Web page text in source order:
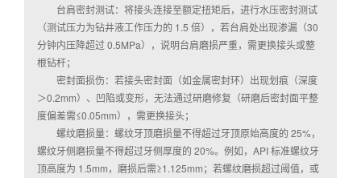
台肩密封测试：将接头连接至额定扭矩后，进行水压密封测试
（测试压力为钻井液工作压力的 1.5 倍），若台肩处出现渗漏（30
分钟内压降超过 0.5MPa），说明台肩磨损严重，需更换接头或整
根钻杆；
密封面损伤：若接头密封面（如金属密封环）出现划痕（深度
＞0.2mm）、凹陷或变形，无法通过研磨修复（研磨后密封面平整
度偏差需≤0.05mm），需更换接头；
螺纹磨损量：螺纹牙顶磨损量不得超过牙顶原始高度的 25%，
螺纹牙侧磨损量不得超过牙侧厚度的 20%。例如，API 标准螺纹牙
顶高度为 1.5mm，磨损后需≥1.125mm；若螺纹磨损超过阈值，或